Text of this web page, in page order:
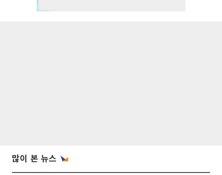
많이 본 뉴스